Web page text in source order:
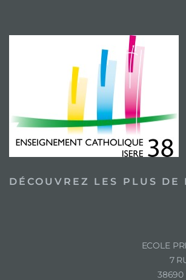
DÉCOUVREZ LES PLUS DE
ECOLE
7
38690